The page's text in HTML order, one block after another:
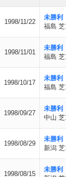
1998/11/22
未勝利
福島
1998/11/01
未勝利
福島
1998/10/17
未勝利
福島
1998/09/27
未勝利
中山
1998/08/29
未勝利
新潟
1998/08/15
未勝利